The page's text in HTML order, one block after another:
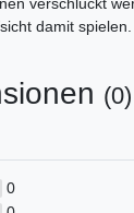
damit spielen.
(0)
0